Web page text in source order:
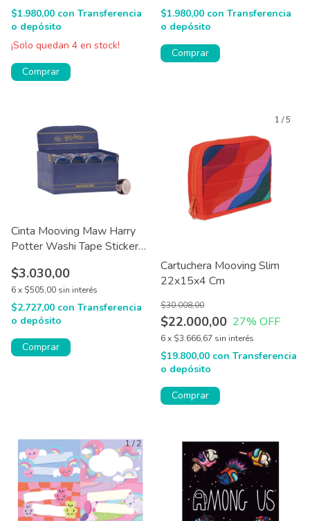
$1.980,00 con Transferencia
o depósito
¡Solo quedan 4 en stock!
$1.980,00 con Transferencia
o depósito
Comprar
Cinta Mooving Maw Harry
Potter Washi Tape Stickers
$3.030,00
6x $505,00 sin interés
$2.727,00 con Transferencia
o depósito
1 /5
Cartuchera Mooving Slim
22x15x4 Cm
$22.000,00
$30.008,00
27% OFF
6x $3.666,67 sin interés
$19.800,00 con Transferencia
o depósito
Comprar
1/2